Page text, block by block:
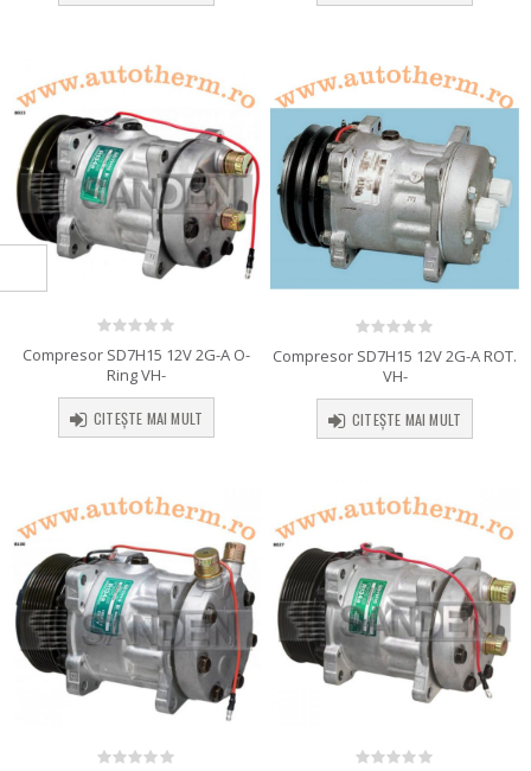
out of 5
Compresor SD7H15 12V 2G-A O-
Ring VH-
CITEȘTE MAI MULT
0out of 5
Compresor SD7H15 12V 2G-A ROT.
VH-
CITEȘTE MAI MULT